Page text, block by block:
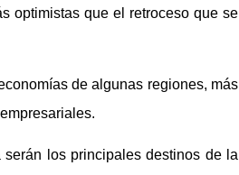
optimistas que el retroceso que se
de algunas regiones, más
los principales destinos de la